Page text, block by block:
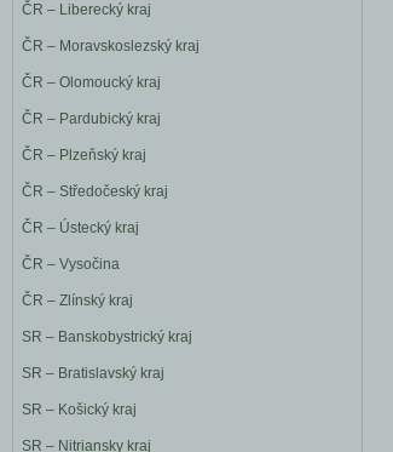
ČR – Liberecký kraj
ČR – Moravskoslezský kraj
ČR – Olomoucký kraj
ČR – Pardubický kraj
ČR – Plzeňský kraj
ČR – Středočeský kraj
ČR – Ústecký kraj
ČR – Vysočina
ČR – Zlínský kraj
SR – Banskobystrický kraj
SR – Bratislavský kraj
SR – Košický kraj
SR – Nitriansky kraj